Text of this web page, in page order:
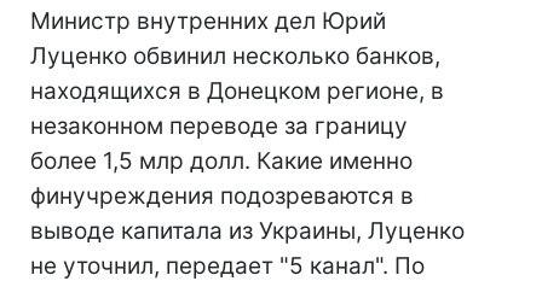
Министр внутренних дел Юрий
Луценко обвинил несколько банков,
находящихся в Донецком регионе, в
незаконном переводе за границу
более 1,5 млр долл. Какие именно
финучреждения подозреваются в
выводе капитала из Украины, Луценко
не уточнил, передает "5 канал". По